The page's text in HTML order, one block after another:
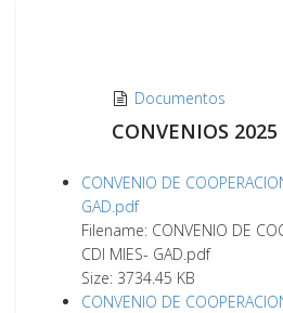
Documentos
CONVENIOS 2025
CONVENIO DE
GAD.pdf
Filename: CONVENIO DE
CDI MIES- GAD.pdf
Size: 3734.45 KB
CONVENIO DE